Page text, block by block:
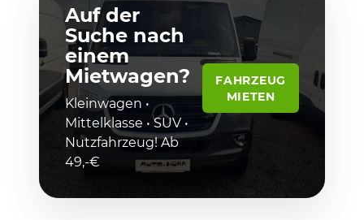
Auf der
Suche nach
einem
Mietwagen?
Kleinwagen •
Mittelklasse • SUV •
Nutzfahrzeug! Ab
49,-€
FAHRZEUG
MIETEN